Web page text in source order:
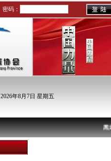
密码：
2026年8月7日 星期五
黑